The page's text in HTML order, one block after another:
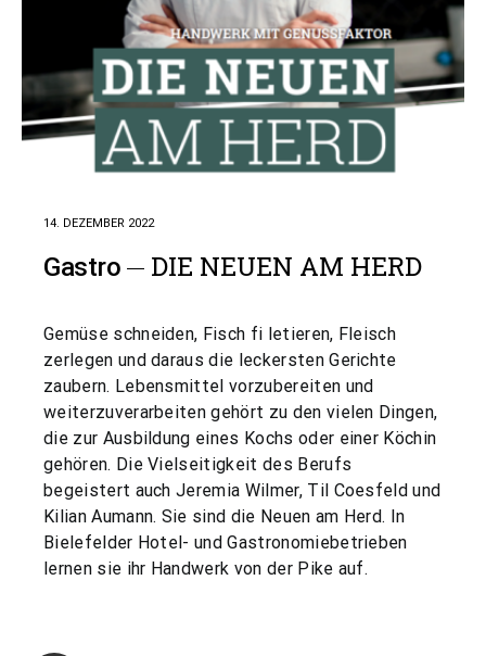
14. DEZEMBER 2022
Gastro DIE NEUEN AM HERD
Gemüse schneiden, Fisch fi letieren, Fleisch
zerlegen und daraus die leckersten Gerichte
zaubern. Lebensmittel vorzubereiten und
weiterzuverarbeiten gehört zu den vielen Dingen,
die zur Ausbildung eines Kochs oder einer Köchin
gehören. Die Vielseitigkeit des Berufs
begeistert auch Jeremia Wilmer, Til Coesfeld und
Kilian Aumann. Sie sind die Neuen am Herd. In
Bielefelder Hotel- und Gastronomiebetrieben
lernen sie ihr Handwerk von der Pike auf.